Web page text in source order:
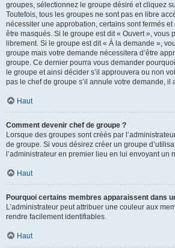
groupes, sélectionnez le groupe désiré et cliquez
Toutefois, tous les groupes ne sont pas en libre
nécessiter une approbation, certains sont fermés et
être masqués. Si le groupe est dit « Ouvert », vous
librement. Si le groupe est dit « À la demande »,
groupe mais votre demande nécessitera d’être
groupe. Ce dernier pourra vous demander
le groupe et ainsi décider s’il approuvera ou non
pas le chef de groupe s’il annule votre demande, il
Haut
Comment devenir chef de groupe ?
Lorsque des groupes sont créés par
de groupe. Si vous désirez créer un groupe
l’administrateur en premier lieu en lui envoyant un
Haut
Pourquoi certains membres apparaissent dans
L’administrateur peut attribuer une couleur aux
rendre facilement identifiables.
Haut